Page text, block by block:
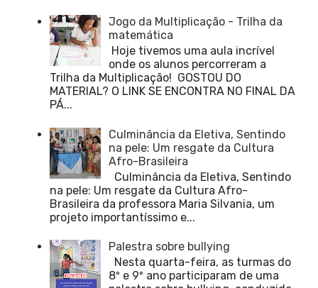
Jogo da Multiplicação - Trilha da
matemática
Hoje tivemos uma aula incrível
onde os alunos percorreram a
Trilha da Multiplicação! GOSTOU DO
MATERIAL? O LINK SE ENCONTRA NO FINAL DA
PÁ...
Culminância da Eletiva, Sentindo
na pele: Um resgate da Cultura
Afro-Brasileira
Culminância da Eletiva, Sentindo
na pele: Um resgate da Cultura Afro-
Brasileira da professora Maria Silvania, um
projeto importantíssimo e...
Palestra sobre bullying
Nesta quarta-feira, as turmas do
8º e 9º ano participaram de uma